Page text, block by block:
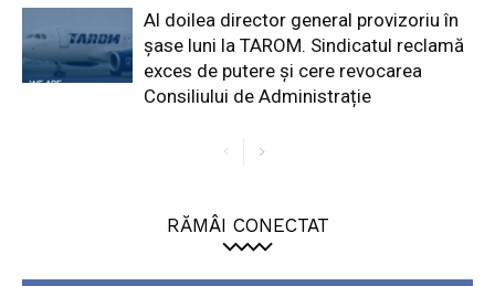
Al doilea director general provizoriu în
șase luni la TAROM. Sindicatul reclamă
exces de putere și cere revocarea
Consiliului de Administrație
RĂMÂI CONECTAT